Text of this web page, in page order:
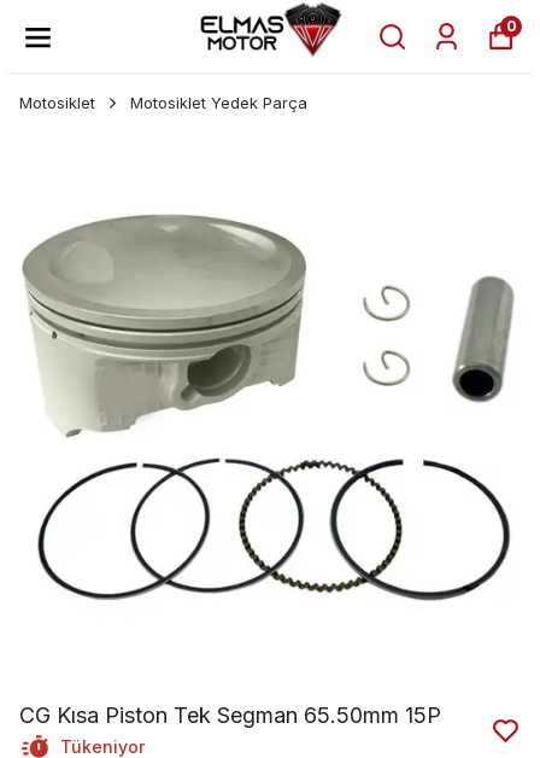
0
Motosiklet Motosiklet Yedek Parça
CG Kısa Piston Tek Segman 65.50mm 15P
Tükeniyor